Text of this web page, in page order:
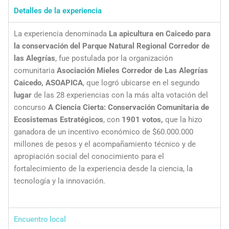
Detalles de la experiencia
La experiencia denominada La apicultura en Caicedo para
la conservación del Parque Natural Regional Corredor de
las Alegrías, fue postulada por la organización
comunitaria Asociación Mieles Corredor de Las Alegrías
Caicedo, ASOAPICA, que logró ubicarse en el segundo
lugar de las 28 experiencias con la más alta votación del
concurso A Ciencia Cierta: Conservación Comunitaria de
Ecosistemas Estratégicos, con 1901 votos, que la hizo
ganadora de un incentivo económico de $60.000.000
millones de pesos y el acompañamiento técnico y de
apropiación social del conocimiento para el
fortalecimiento de la experiencia desde la ciencia, la
tecnología y la innovación.
Encuentro local